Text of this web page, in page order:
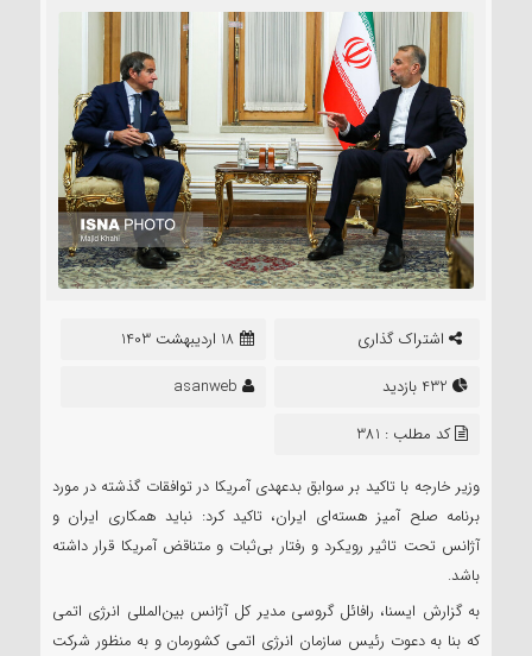
اشتراک گذاری
18 اردیبهشت 1403
asanweb
کد مطلب : 381
وزیر خارجه با تاکید بر سوابق بدعهدی آمریکا در توافقات گذشته در مورد
برنامه صلح‌ آمیز هسته‌ای ایران، تاکید کرد: نباید همکاری ایران و
آژانس تحت تاثیر رویکرد و رفتار بی‌ثبات و متناقض آمریکا قرار داشته
باشد.
به گزارش ایسنا، رافائل گروسی مدیر کل آژانس بین‌المللی انرژی اتمی
که بنا به دعوت رئیس سازمان انرژی اتمی کشورمان و به منظور شرکت